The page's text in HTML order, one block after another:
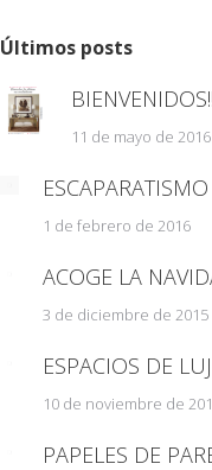
Últimos posts
BIENVENIDOS!!
11 de mayo de 2016
ESCAPARATISMO
1 de febrero de 2016
ACOGE LA
3 de diciembre de 2015
ESPACIOS DE
10 de noviembre de
PAPELES DE